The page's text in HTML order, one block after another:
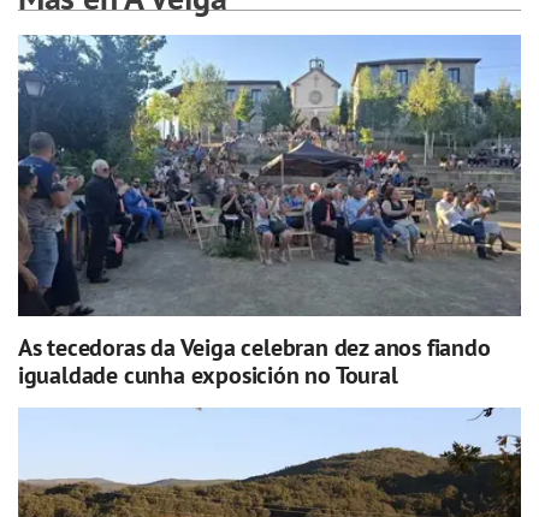
As tecedoras da Veiga celebran dez anos fiando
igualdade cunha exposición no Toural